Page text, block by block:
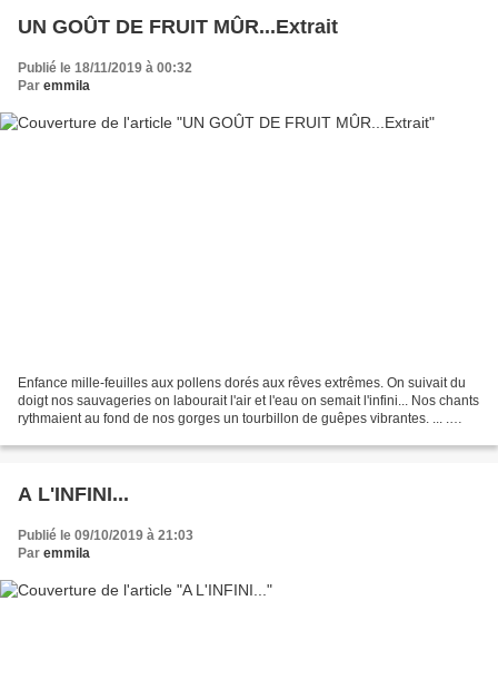
UN GOÛT DE FRUIT MÛR...Extrait
Publié le 18/11/2019 à 00:32
Par emmila
Enfance mille-feuilles aux pollens dorés aux rêves extrêmes. On suivait du
doigt nos sauvageries on labourait l'air et l'eau on semait l'infini... Nos chants
rythmaient au fond de nos gorges un tourbillon de guêpes vibrantes. ... .
A L'INFINI...
Publié le 09/10/2019 à 21:03
Par emmila